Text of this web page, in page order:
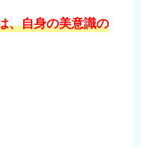
、自身の美意識の